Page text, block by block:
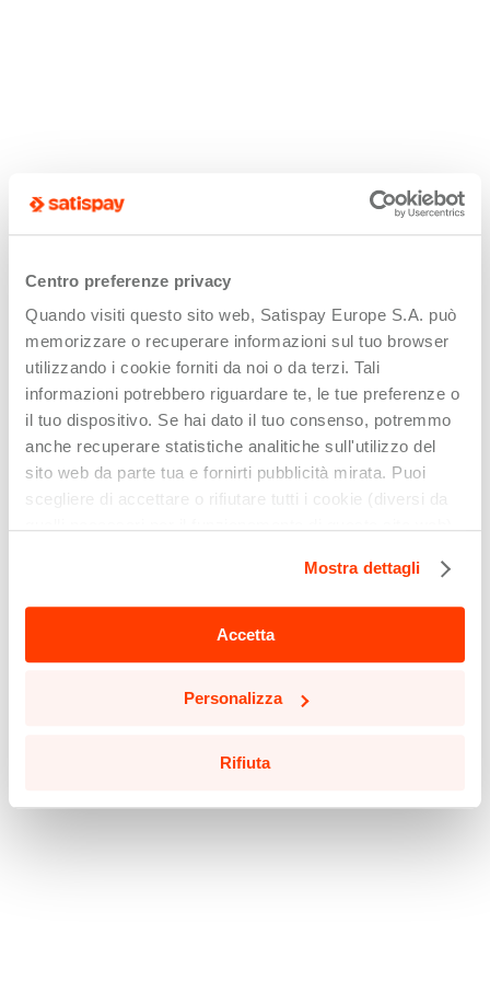
Centro preferenze privacy
Quando visiti questo sito web, Satispay Europe S.A. può
memorizzare o recuperare informazioni sul tuo browser
utilizzando i cookie forniti da noi o da terzi. Tali
informazioni potrebbero riguardare te, le tue preferenze o
il tuo dispositivo. Se hai dato il tuo consenso, potremmo
anche recuperare statistiche analitiche sull'utilizzo del
sito web da parte tua e fornirti pubblicità mirata. Puoi
scegliere di accettare o rifiutare tutti i cookie (diversi da
qui: puoi anche selezionare solo alcuni tipi di cookie e
confermare la selezione, cliccando sul pulsante
cliccando sul pulsante in basso a sinistra in qualsiasi
Cookie Policyper saperne di più.
Mostra dettagli
Accetta
Personalizza
Rifiuta